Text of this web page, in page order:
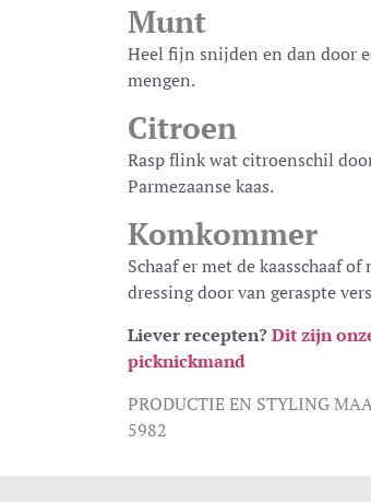
Munt
Heel fijn snijden en dan door
mengen.
Citroen
Rasp flink wat citroenschil
Parmezaanse kaas.
Komkommer
Schaaf er met de kaasschaaf
dressing door van geraspte
Liever recepten?Dit zijn
picknickmand
PRODUCTIE EN STYLING
5982